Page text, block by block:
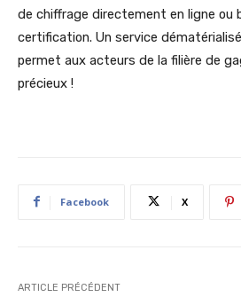
de chiffrage directement en ligne ou
certification. Un service
permet aux acteurs de la filière de
précieux !
Facebook X
ARTICLE PRÉCÉDENT